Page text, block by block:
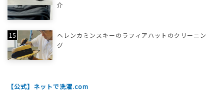
介
ヘレンカミンスキーのラフィアハットのクリーニン
グ
【公式】ネットで洗濯.com